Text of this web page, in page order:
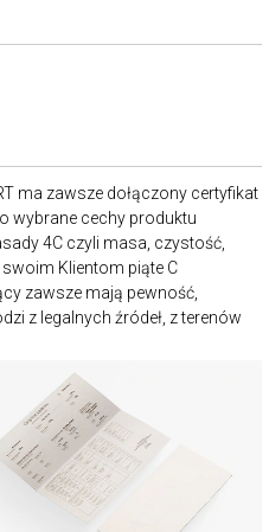
ma zawsze dołączony certyfikat
wybrane cechy produktu
4C czyli masa, czystość,
Klientom piąte C
zawsze mają pewność,
z legalnych źródeł, z terenów